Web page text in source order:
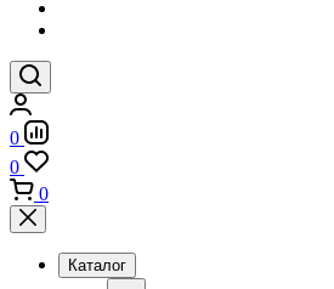
0
0
0
Каталог